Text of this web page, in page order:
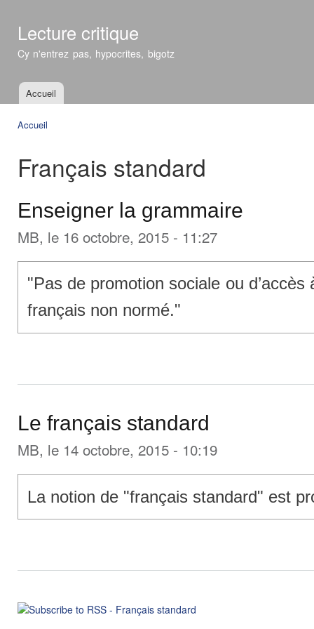
Lecture critique
Cy n'entrez pas, hypocrites, bigotz
Menu principal
Accueil
Accueil
Français standard
Enseigner la grammaire
MB, le 16 octobre, 2015 - 11:27
"Pas de promotion sociale ou d’accès
français non normé."
Le français standard
MB, le 14 octobre, 2015 - 10:19
La notion de "français standard" est